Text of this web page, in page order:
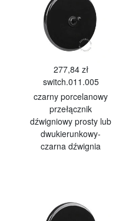
277,84 zł
switch.011.005
czarny porcelanowy
przełącznik
dźwigniowy prosty lub
dwukierunkowy-
czarna dźwignia